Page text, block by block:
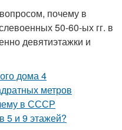
почему в
50-60-ых гг. в
девятиэтажки и